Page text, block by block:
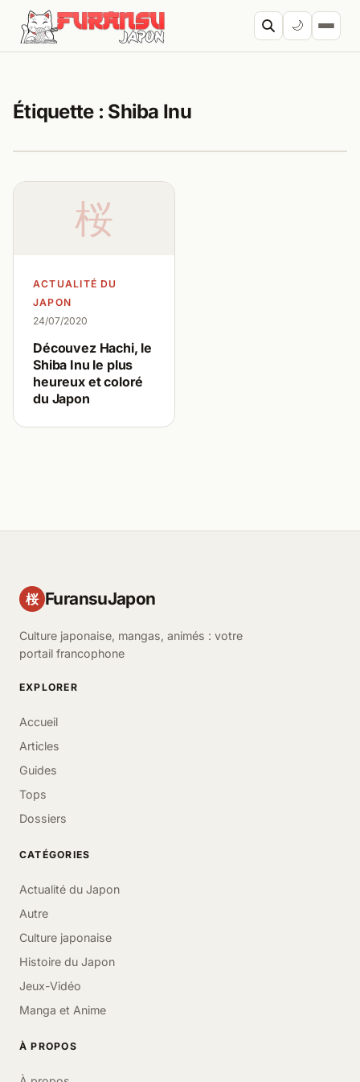
Aller au contenu
🌙
Étiquette : Shiba Inu
桜
ACTUALITÉ DU
JAPON
24/07/2020
Découvez Hachi, le
Shiba Inu le plus
heureux et coloré
du Japon
桜 FuransuJapon
Culture japonaise, mangas, animés : votre
portail francophone
EXPLORER
Accueil
Articles
Guides
Tops
Dossiers
CATÉGORIES
Actualité du Japon
Autre
Culture japonaise
Histoire du Japon
Jeux-Vidéo
Manga et Anime
À PROPOS